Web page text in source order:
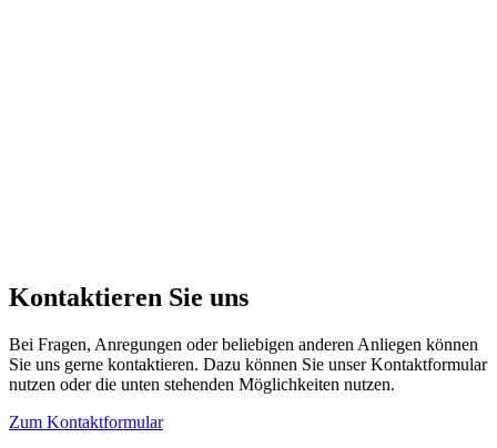
Kontaktieren Sie uns
Bei Fragen, Anregungen oder beliebigen anderen Anliegen können
Sie uns gerne kontaktieren. Dazu können Sie unser Kontaktformular
nutzen oder die unten stehenden Möglichkeiten nutzen.
Zum Kontaktformular